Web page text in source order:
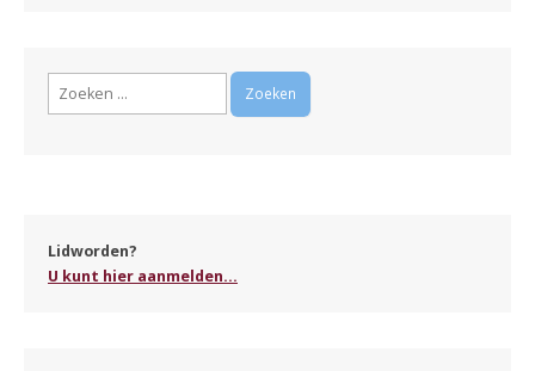
Zoeken
Lidworden?
U kunt hier aanmelden...